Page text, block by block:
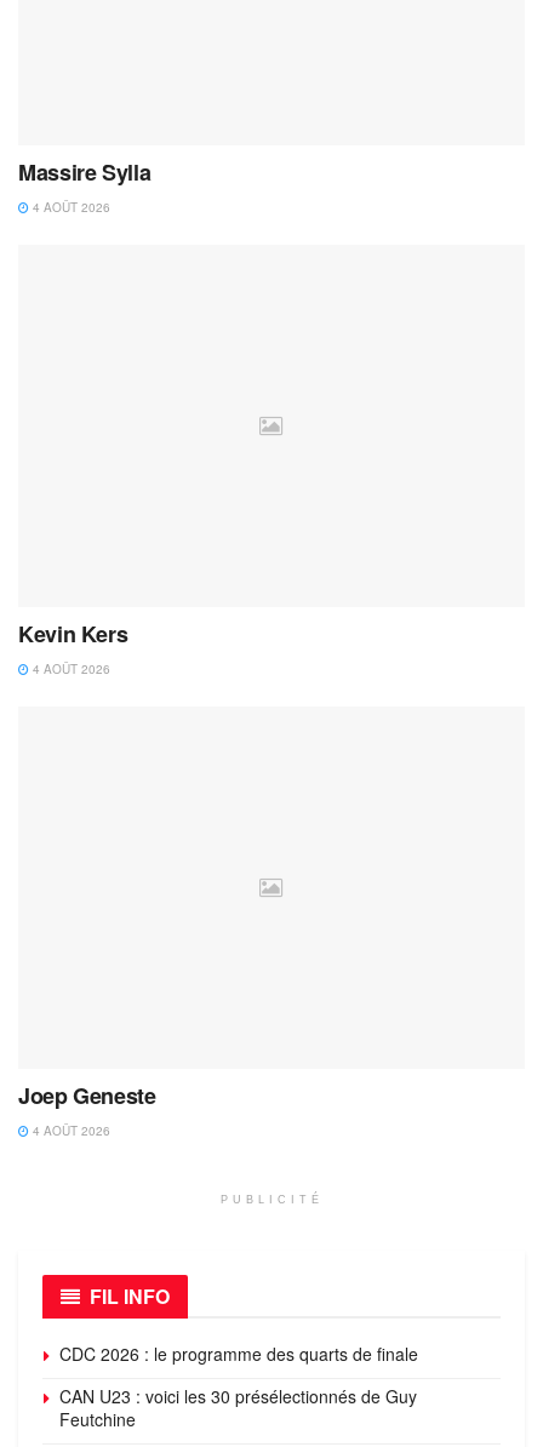
Massire Sylla
4 AOÛT 2026
Kevin Kers
4 AOÛT 2026
Joep Geneste
4 AOÛT 2026
PUBLICITÉ
FIL INFO
CDC 2026 : le programme des quarts de finale
CAN U23 : voici les 30 présélectionnés de Guy
Feutchine